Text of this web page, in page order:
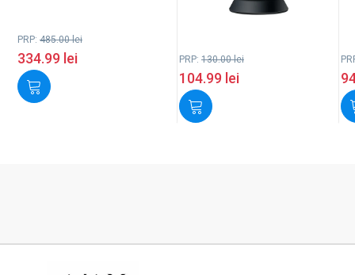
PRP: 485.00lei
334.99 lei PRP: 130.00lei
104.99 lei